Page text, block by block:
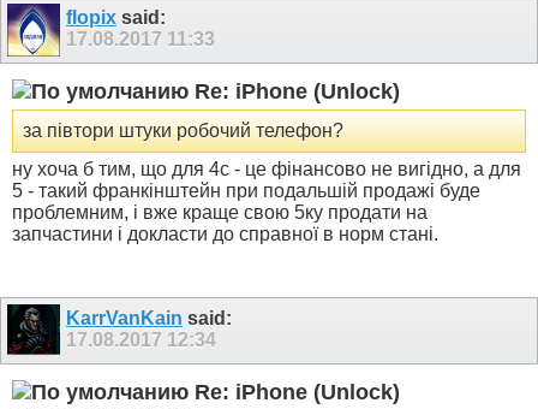
flopix said:
17.08.2017 11:33
Re: iPhone (Unlock)
за півтори штуки робочий телефон?
ну хоча б тим, що для 4с - це фінансово не вигідно, а для
5 - такий франкінштейн при подальшій продажі буде
проблемним, і вже краще свою 5ку продати на
запчастини і докласти до справної в норм стані.
KarrVanKain said:
17.08.2017 12:34
Re: iPhone (Unlock)